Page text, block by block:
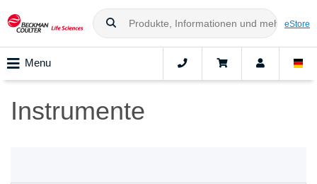
eStore
Menu
Instrumente